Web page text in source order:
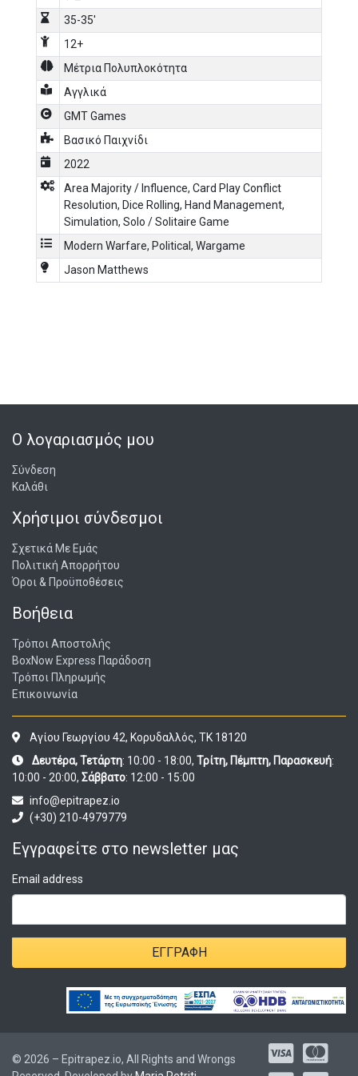
35-35'
12+
Μέτρια Πολυπλοκότητα
Αγγλικά
GMT Games
Βασικό Παιχνίδι
2022
Area Majority / Influence, Card Play Conflict
Resolution, Dice Rolling, Hand Management,
Simulation, Solo / Solitaire Game
Modern Warfare, Political , Wargame
Jason Matthews
Ο λογαριασμός μου
Σύνδεση
Καλάθι
Χρήσιμοι σύνδεσμοι
Σχετικά Με Εμάς
Πολιτική Απορρήτου
Όροι & Προϋποθέσεις
Βοήθεια
Τρόποι Αποστολής
BoxNow Express Παράδοση
Τρόποι Πληρωμής
Επικοινωνία
Αγίου Γεωργίου 42, Κορυδαλλός, ΤΚ 18120
Δευτέρα, Τετάρτη: 10:00 - 18:00, Τρίτη, Πέμπτη, Παρασκευή:
10:00 - 20:00, Σάββατο: 12:00 - 15:00
info@epitrapez.io
(+30) 210-4979779
Εγγραφείτε στο newsletter μας
Email address
ΕΓΓΡΑΦΉ
© 2026 – Epitrapez.io, All Rights and Wrongs